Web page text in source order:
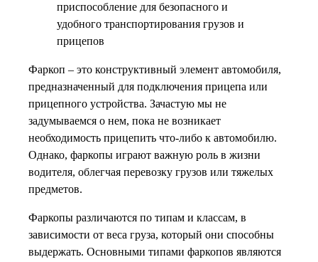
приспособление для безопасного и
удобного транспортирования грузов и
прицепов
Фаркоп – это конструктивный элемент автомобиля,
предназначенный для подключения прицепа или
прицепного устройства. Зачастую мы не
задумываемся о нем, пока не возникает
необходимость прицепить что-либо к автомобилю.
Однако, фаркопы играют важную роль в жизни
водителя, облегчая перевозку грузов или тяжелых
предметов.
Фаркопы различаются по типам и классам, в
зависимости от веса груза, который они способны
выдержать. Основными типами фаркопов являются